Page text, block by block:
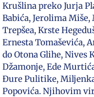
Krušlina preko Jurja
Babića, Jerolima
Trepšea, Krste
Ernesta Tomaševića,
do Otona Glihe, Nives
Džamonje, Ede
Đure Pulitike,
Popovića. Njihovim